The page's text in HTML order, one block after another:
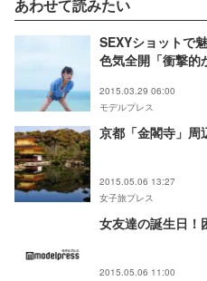
あわせて読みたい
SEXYショットで
色気全開「衝撃的
2015.03.29 06:00
モデルプレス
京都「金閣寺」周
2015.05.06 13:27
女子旅プレス
女友達の誕生日！
2015.05.06 11:00